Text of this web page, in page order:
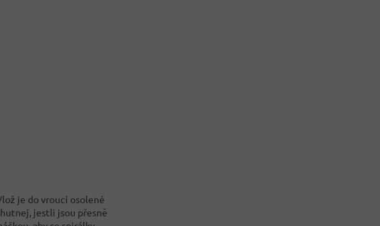
je do vroucí osolené
jestli jsou přesně